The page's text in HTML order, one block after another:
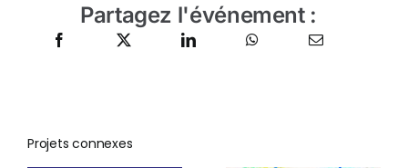
Partagez l'événement :
Projets connexes